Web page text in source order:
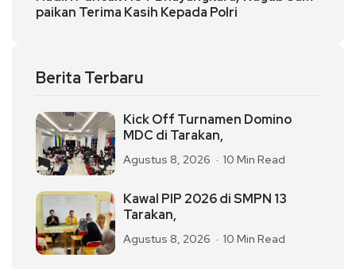
paikan Terima Kasih Kepada Polri
Berita Terbaru
Kick Off Turnamen Domino
MDC di Tarakan,
Agustus 8, 2026 10 Min Read
Kawal PIP 2026 di SMPN 13
Tarakan,
Agustus 8, 2026 10 Min Read